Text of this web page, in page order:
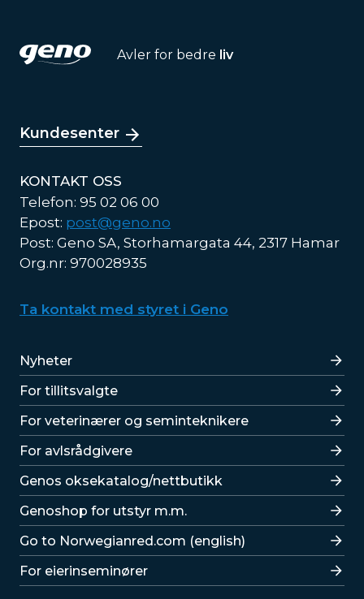
Avler for bedre liv
Kundesenter
KONTAKT OSS
Telefon: 95 02 06 00
Epost: post@geno.no
Post: Geno SA, Storhamargata 44, 2317 Hamar
Org.nr: 970028935
Ta kontakt med styret i Geno
Lenker
Nyheter
For tillitsvalgte
For veterinærer og seminteknikere
For avlsrådgivere
Lenker
Genos oksekatalog/nettbutikk
Genoshop for utstyr m.m.
Go to Norwegianred.com (english)
For eierinseminører